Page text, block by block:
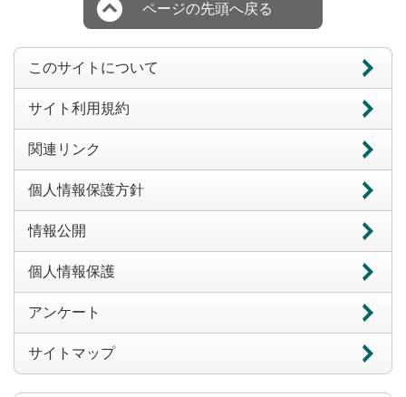
ページの先頭へ戻る
このサイトについて
サイト利用規約
関連リンク
個人情報保護方針
情報公開
個人情報保護
アンケート
サイトマップ